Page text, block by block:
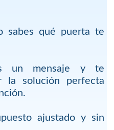
sabes qué puerta te
un mensaje y te
la solución perfecta
ajustado y sin